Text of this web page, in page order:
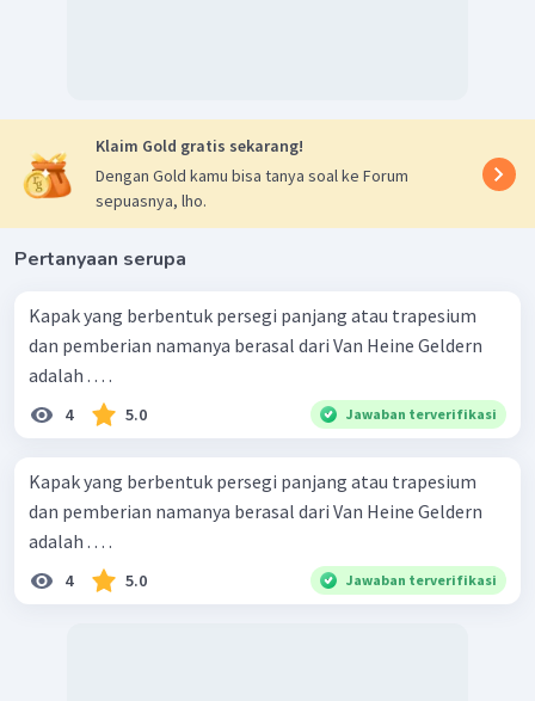
Klaim Gold gratis sekarang!
Dengan Gold kamu bisa tanya soal ke Forum
sepuasnya, lho.
Pertanyaan serupa
Kapak yang berbentuk persegi panjang atau trapesium
dan pemberian namanya berasal dari Van Heine Geldern
adalah . . . .
4 5.0 Jawaban terverifikasi
Kapak yang berbentuk persegi panjang atau trapesium
dan pemberian namanya berasal dari Van Heine Geldern
adalah . . . .
4 5.0 Jawaban terverifikasi